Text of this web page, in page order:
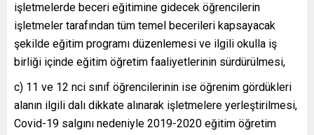
işletmelerde beceri eğitimine gidecek öğrencilerin
işletmeler tarafından tüm temel becerileri kapsayacak
şekilde eğitim programı düzenlemesi ve ilgili okulla iş
birliği içinde eğitim öğretim faaliyetlerinin sürdürülmesi,
c) 11 ve 12 nci sınıf öğrencilerinin ise öğrenim gördükleri
alanın ilgili dalı dikkate alınarak işletmelere yerleştirilmesi,
Covid-19 salgını nedeniyle 2019-2020 eğitim öğretim